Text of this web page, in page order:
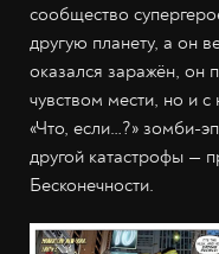
сообщество
другую планету, а он
оказался заражён, он
чувством мести, но и
«Что, если…?» зомби-
другой катастрофы —
Бесконечности.